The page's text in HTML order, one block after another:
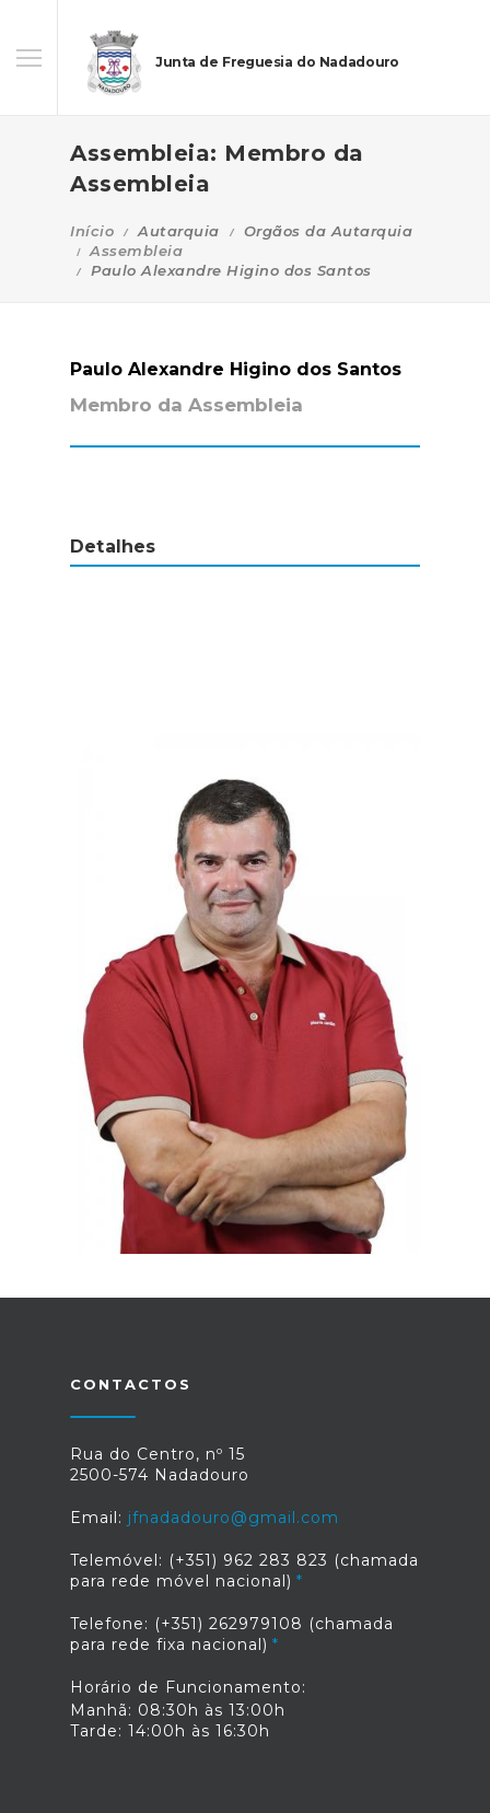
Junta de Freguesia do Nadadouro
Assembleia: Membro da
Assembleia
Início Autarquia
Orgãos da Autarquia
Assembleia
Paulo Alexandre Higino dos Santos
Paulo Alexandre Higino dos Santos
Membro da Assembleia
Detalhes
CONTACTOS
Rua do Centro, nº 15
2500-574 Nadadouro
Email: jfnadadouro@gmail.com
Telemóvel: (+351) 962 283 823 (chamada
para rede móvel nacional)
Telefone: (+351) 262979108 (chamada
para rede fixa nacional)
Horário de Funcionamento:
Manhã: 08:30h às 13:00h
Tarde: 14:00h às 16:30h